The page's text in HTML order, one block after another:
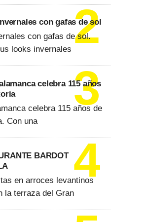
con gafas de sol
con gafas de sol.
looks invernales
celebra 115 años
celebra 115 años de
Con una
BARDOT
en arroces levantinos
la terraza del Gran